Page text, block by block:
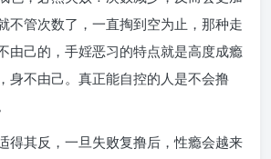
不管次数了，一直掏到空为止，那种走
由己的，手婬恶习的特点就是高度成瘾
身不由己。真正能自控的人是不会撸
得其反，一旦失败复撸后，性瘾会越来